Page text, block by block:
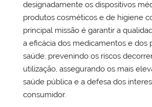
designadamente os dispositivos
produtos cosméticos e de higiene
principal missão é garantir a
a eficácia dos medicamentos e dos
saúde, prevenindo os riscos
utilização, assegurando os mais
saúde pública e a defesa dos
consumidor.